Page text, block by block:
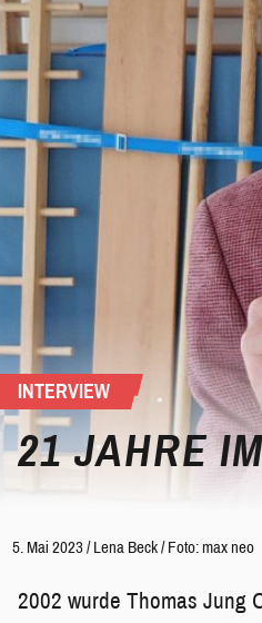
INTERVIEW
21 JAHRE
5. Mai 2023/Lena Beck/Foto: max neo
2002 wurde Thomas Jung